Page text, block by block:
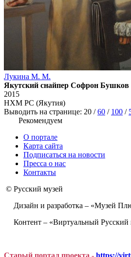
Лукина М. М.
Якутский снайпер Софрон Бушков
2015
НХМ РС (Якутия)
Выводить на странице: 20 /60 / 100 /
Рекомендуем
О портале
Карта сайта
Подписаться на новости
Пресса о нас
Контакты
© Русский музей
Дизайн и разработка – «Музей
Контент – «Виртуальный Русский